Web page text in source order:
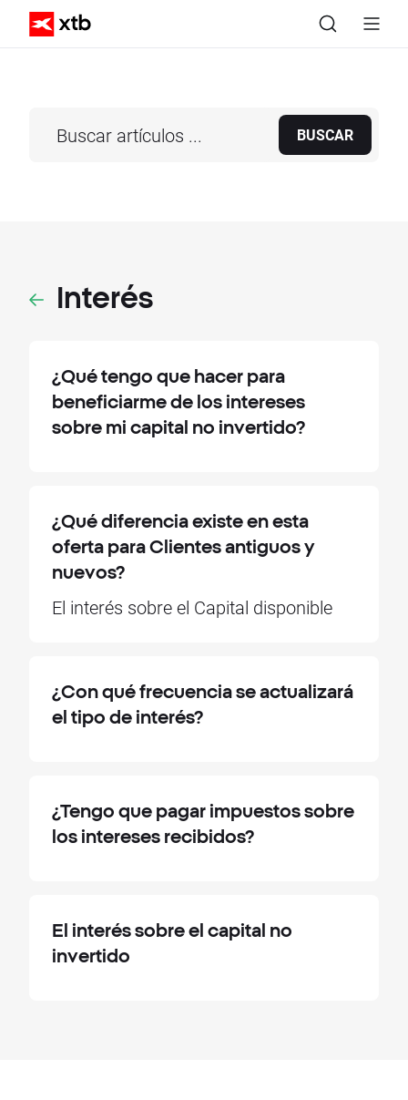
BUSCAR
Interés
¿Qué tengo que hacer para
beneficiarme de los intereses
sobre mi capital no invertido?
¿Qué diferencia existe en esta
oferta para Clientes antiguos y
nuevos?
El interés sobre el Capital disponible
¿Con qué frecuencia se actualizará
el tipo de interés?
¿Tengo que pagar impuestos sobre
los intereses recibidos?
El interés sobre el capital no
invertido